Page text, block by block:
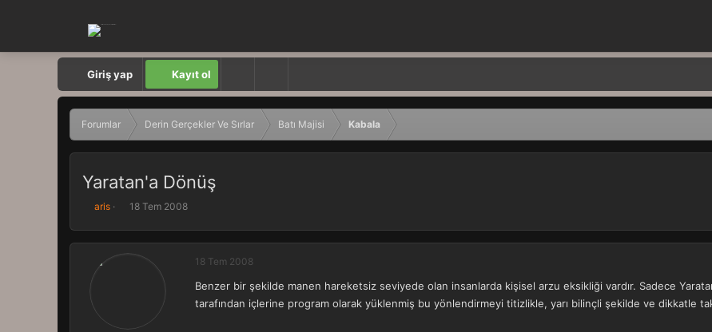
Giriş yap Kayıt ol
Forumlar Derin Gerçekler Ve Sırlar Batı Majisi Kabala
Yaratan'a Dönüş
K
n
y
b
aris
B
ş
18 Tem 2008
18 Tem 2008
Benzer bir şekilde manen hareketsiz seviyede olan insanlarda kişisel arzu eksikliği vardır. Sadece
tarafından içlerine program olarak yüklenmiş bu yönlendirmeyi titizlikle, yarı bilinçli şekilde ve dikkatle